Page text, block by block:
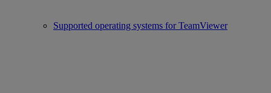
Supported operating systems for TeamViewer